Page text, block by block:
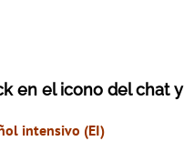
en el icono del chat
intensivo (EI)